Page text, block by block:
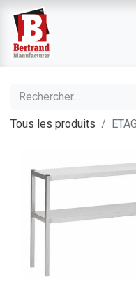
Tous les produits